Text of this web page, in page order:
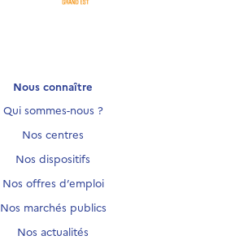
Nous connaître
Qui sommes-nous ?
Nos centres
Nos dispositifs
Nos offres d’emploi
Nos marchés publics
Nos actualités